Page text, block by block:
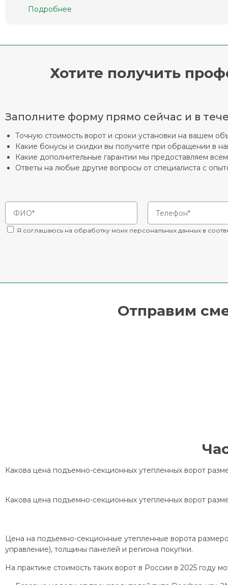
Подробнее
Хотите получить
Заполните форму прямо сейчас и в
Точную стоимость ворот и сроки установки на вашем
Какие бонусы и скидки вы получите при обращении в
Какие дополнительные гарантии мы предоставляем
Ответы на любые другие вопросы от специалиста с
Я соглашаюсь на обработку моих персональных данных в
Отправим
Какова цена подъемно-секционных утепленных ворот
Какова цена подъемно-секционных утепленных ворот
Цена на подъемно-секционные утепленные ворота
управление), толщины панелей и региона покупки.
На практике стоимость таких ворот в России в 2025 году